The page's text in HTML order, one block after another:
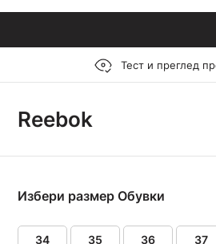
Тест и преглед
Reebok
Избери размер Обувки
34 35 36 37